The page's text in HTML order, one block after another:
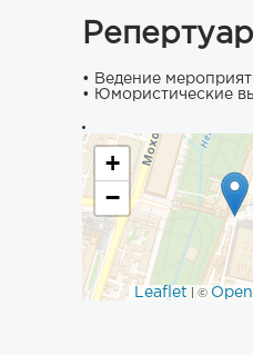
• Ведение
• Юмористические
+
−
Leaflet | ©